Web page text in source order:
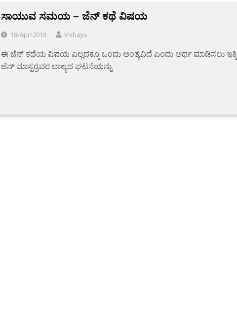
ಸಾಯುವ ಸಮಯ – ಜೆನ್ ಕಥೆ ವಿಷಯ
18/Apr/2019 Vishaya
ಈ ಜೆನ್ ಕಥೆಯ ವಿಷಯ ಎಲ್ಲದಕ್ಕೂ ಒಂದು ಅಂತ್ಯವಿದೆ ಎಂದು ಅರ್ಥ ಮಾಡಿಸಲು ಇಕ್ಕಿ
ಜೆನ್ ಮಾಸ್ಟರ್ರವರ ಬಾಲ್ಯದ ಘಟನೆಯನ್ನು